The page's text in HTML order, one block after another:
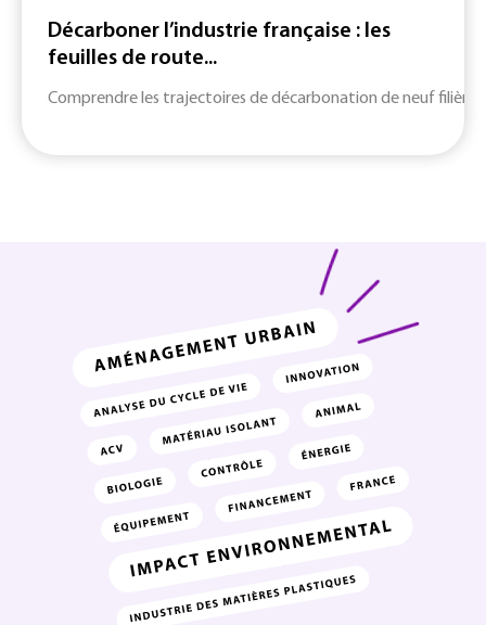
Décarboner l’industrie française : les
feuilles de route...
Comprendre les trajectoires de décarbonation de neuf